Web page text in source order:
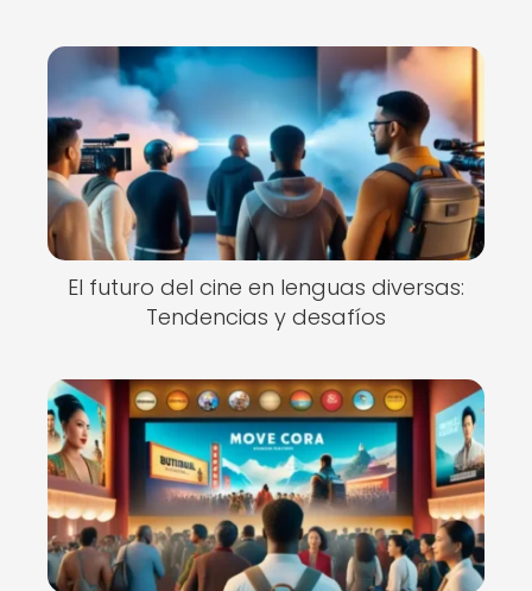
El futuro del cine en lenguas diversas:
Tendencias y desafíos